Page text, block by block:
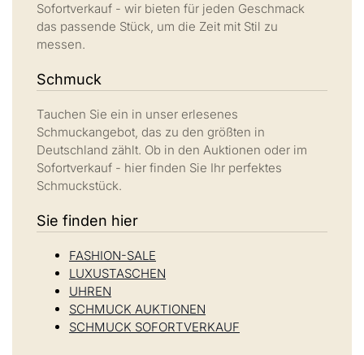
Sofortverkauf - wir bieten für jeden Geschmack
das passende Stück, um die Zeit mit Stil zu
messen.
Schmuck
Tauchen Sie ein in unser erlesenes
Schmuckangebot, das zu den größten in
Deutschland zählt. Ob in den Auktionen oder im
Sofortverkauf - hier finden Sie Ihr perfektes
Schmuckstück.
Sie finden hier
FASHION-SALE
LUXUSTASCHEN
UHREN
SCHMUCK AUKTIONEN
SCHMUCK SOFORTVERKAUF